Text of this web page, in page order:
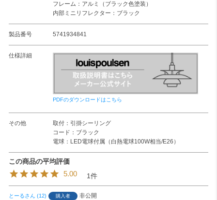
フレーム：アルミ（ブラック色塗装）
内部ミニリフレクター：ブラック
製品番号 5741934841
仕様詳細
PDFのダウンロードはこちら
その他
取付：引掛シーリング
コード：ブラック
電球：LED電球付属（白熱電球100W相当/E26）
5.00 1
とーる 12 購入者
非公開